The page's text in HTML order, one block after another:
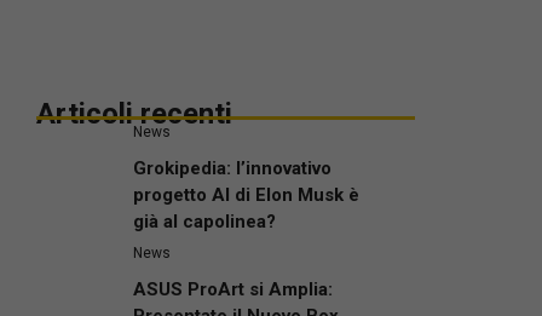
Articoli recenti
News
Grokipedia: l’innovativo
progetto AI di Elon Musk è
già al capolinea?
News
ASUS ProArt si Amplia: